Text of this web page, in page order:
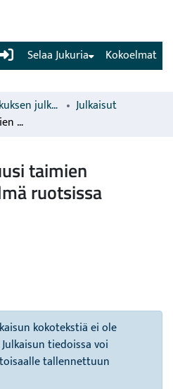
(current) Kokoelmat
Selaa Jukuria
Luonnonvarakeskuksen julkaisut
Julkaisut
Jiffy-7 forestry, uusi taimien kasvatusmenetelmä ruotsissa
taimien
ruotsissa
kokotekstiä ei ole
tiedoissa voi
tallennettuun